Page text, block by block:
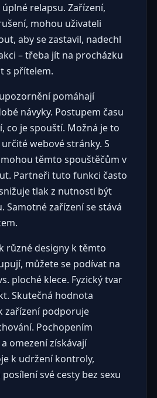
relapsu. Zařízení,
mohou uživateli
aby se zastavil, nadechl
– třeba jít na procházku
s přítelem.
pomáhají
návyky. Postupem času
co je spouští. Možná je to
webové stránky. S
těmto spouštěčům v
Partneři tuto funkci často
tlak z nutnosti být
Samotné zařízení se stává
různé designy k těmto
můžete se podívat na
ploché klece. Fyzický tvar
Skutečná hodnota
zařízení podporuje
Pochopením
omezení získávají
k udržení kontroly,
své cesty bez sexu